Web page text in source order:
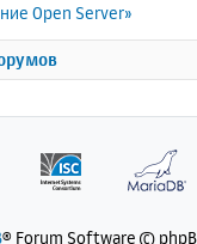
Open Server»
® Forum Software ©